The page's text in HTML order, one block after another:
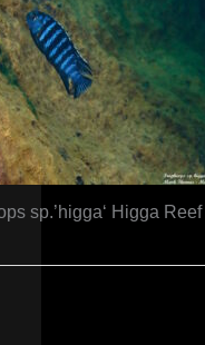
sp.’higga‘ Higga Reef